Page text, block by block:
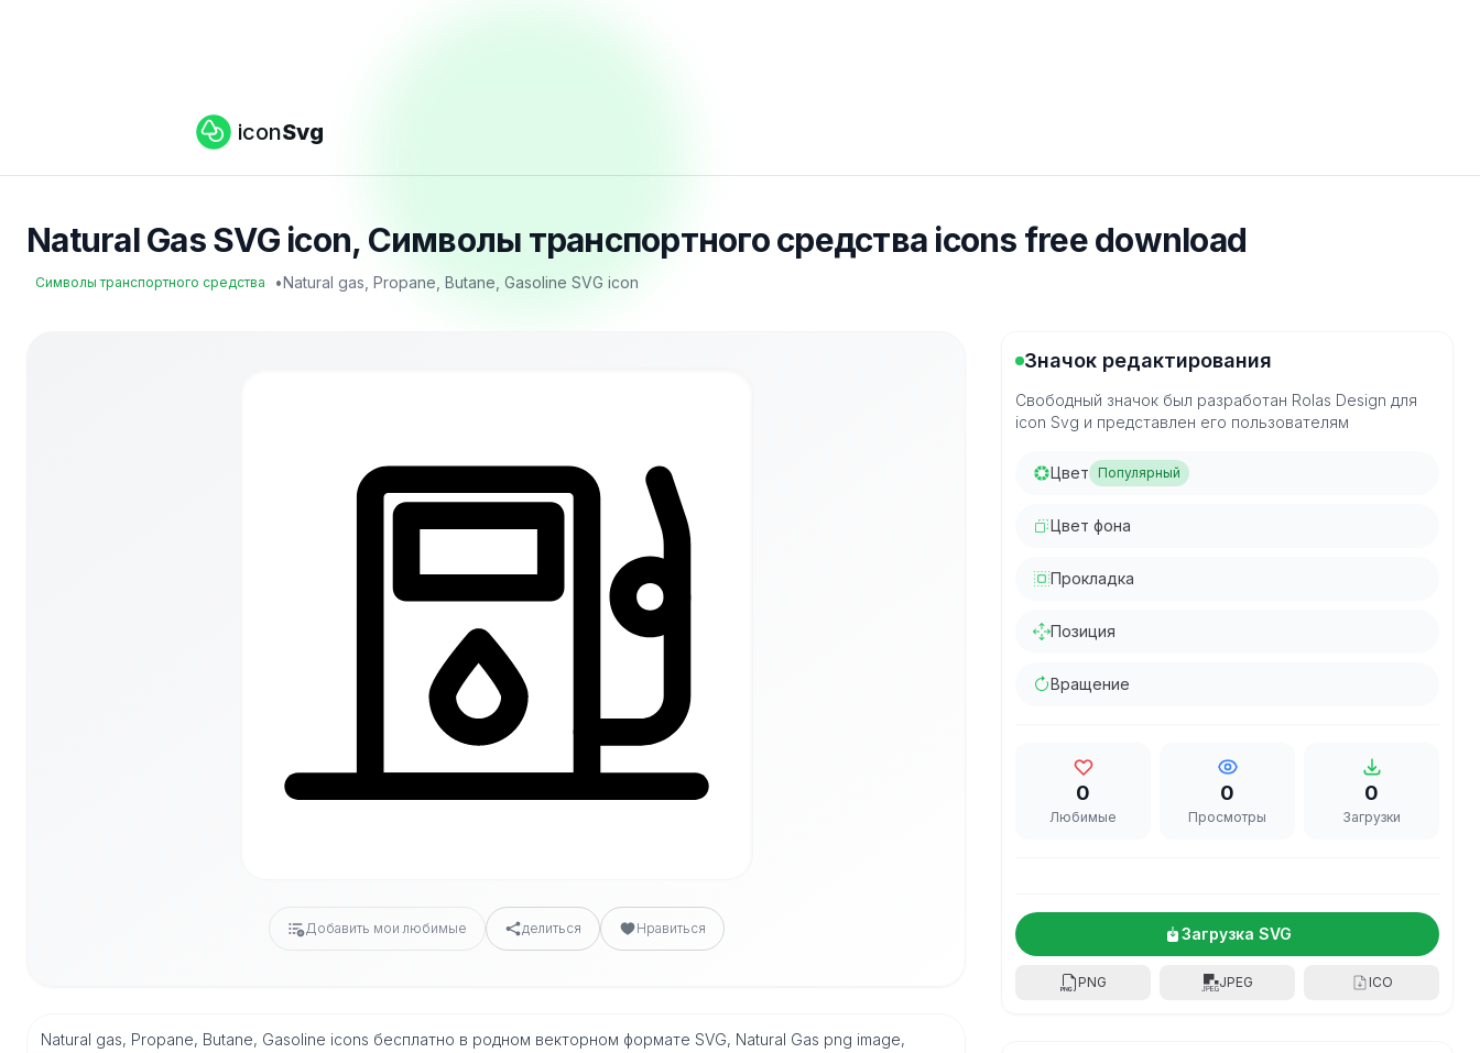
iconSvg
Natural Gas SVG icon, Символы транспортного средства icons free download
Символы транспортного средства •Natural gas, Propane, Butane, Gasoline SVG icon
Добавить мои любимые делиться Нравиться
Natural gas, Propane, Butane, Gasoline icons бесплатно в родном векторном формате SVG, Natural Gas png image,
Значок редактирования
Свободный значок был разработан Rolas Design для
icon Svg и представлен его пользователям
Цвет Популярный
Цвет фона
Прокладка
Позиция
Вращение
0
Любимые
0
Просмотры
0
Загрузки
Загрузка SVG
PNG JPEG ICO